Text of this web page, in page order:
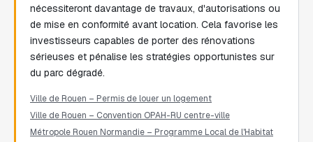
nécessiteront davantage de travaux, d'autorisations ou
de mise en conformité avant location. Cela favorise les
investisseurs capables de porter des rénovations
sérieuses et pénalise les stratégies opportunistes sur
du parc dégradé.
Ville de Rouen – Permis de louer un logement
Ville de Rouen – Convention OPAH-RU centre-ville
Métropole Rouen Normandie – Programme Local de l'Habitat